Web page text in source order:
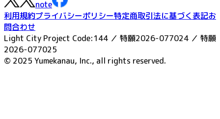
note
利用規約プライバシーポリシー特定商取引法に基づく表記お
問合わせ
Light City Project Code:144 ／ 特願2026-077024 ／ 特願
2026-077025
© 2025 Yumekanau, Inc., all rights reserved.